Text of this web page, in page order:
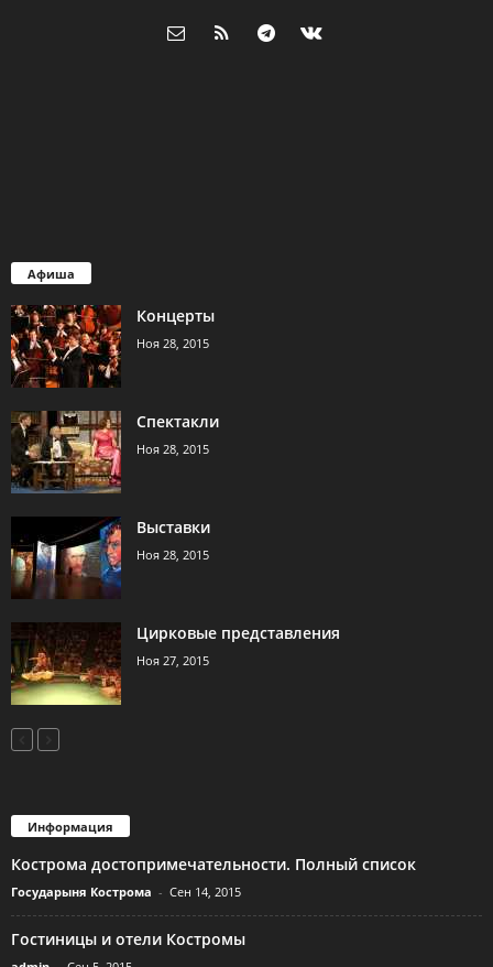
Афиша
Концерты
Ноя 28, 2015
Спектакли
Ноя 28, 2015
Выставки
Ноя 28, 2015
Цирковые представления
Ноя 27, 2015
Информация
Кострома достопримечательности. Полный список
Государыня Кострома - Сен 14, 2015
Гостиницы и отели Костромы